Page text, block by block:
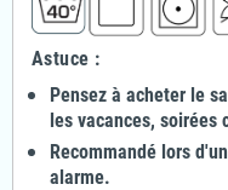
Astuce :
Pensez à acheter le
les vacances, soirées
Recommandé lors
alarme.